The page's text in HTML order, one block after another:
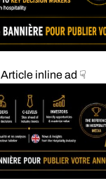
Article inline ad ☟